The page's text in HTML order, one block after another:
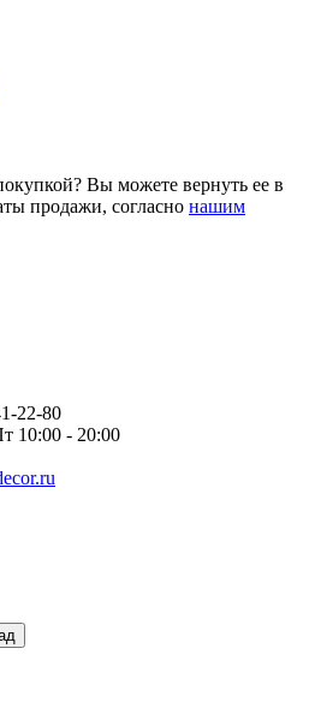
Вы можете вернуть ее в
продажи, согласно нашим
22-80
10:00 - 20:00